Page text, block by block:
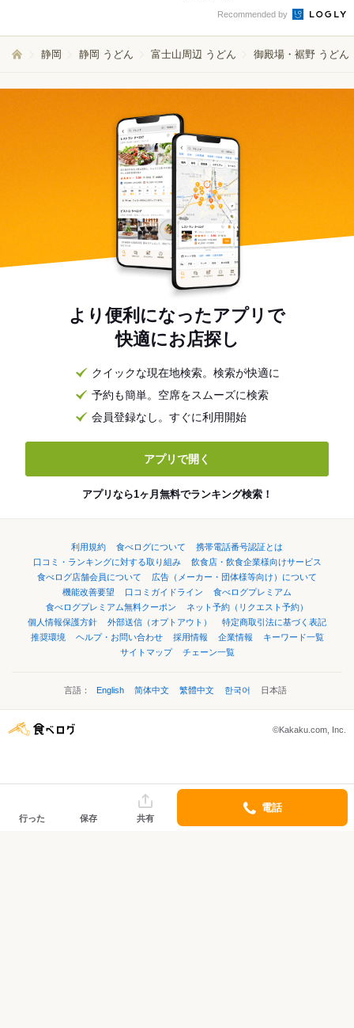
Recommended by
静岡 静岡 うどん 富士山周辺 うどん 御殿場・裾野 うどん
より便利になったアプリで
快適にお店探し
クイックな現在地検索。検索が快適に
予約も簡単。空席をスムーズに検索
会員登録なし。すぐに利用開始
アプリで開く
アプリなら1ヶ月無料でランキング検索！
利用規約 食べログについて
携帯電話番号認証とは
口コミ・ランキングに対する取り組み
飲食店・飲食企業様向けサービス
食べログ店舗会員について
広告（メーカー・団体様等向け）について
機能改善要望
口コミガイドライン
食べログプレミアム
食べログプレミアム無料クーポン
ネット予約（リクエスト予約）
個人情報保護方針
外部送信（オプトアウト）
特定商取引法に基づく表記
推奨環境
ヘルプ・お問い合わせ 採用情報 企業情報
キーワード一覧
サイトマップ
チェーン一覧
言語： English 简体中文 繁體中文 한국어 日本語
©Kakaku.com, Inc.
行った 保存 共有
電話